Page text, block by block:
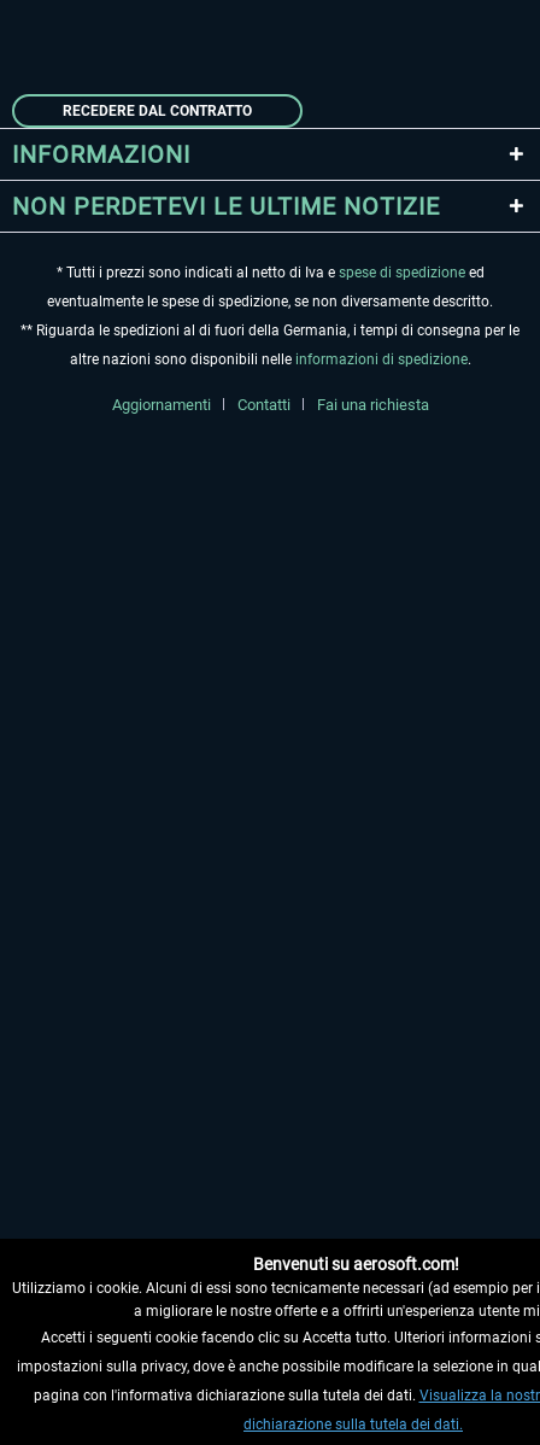
RECEDERE DAL CONTRATTO
INFORMAZIONI
NON PERDETEVI LE ULTIME NOTIZIE
* Tutti i prezzi sono indicati al netto di Iva e spese di spedizioneed
eventualmente le spese di spedizione, se non diversamente descritto.
** Riguarda le spedizioni al di fuori della Germania, i tempi di consegna per le
altre nazioni sono disponibili nelle informazioni di spedizione.
Aggiornamenti Contatti Fai una richiesta
Benvenuti su aerosoft.com!
Utilizziamo i cookie. Alcuni di essi sono tecnicamente necessari (ad esempio
a migliorare le nostre offerte e a offrirti un'esperienza utente
Accetti i seguenti cookie facendo clic su Accetta tutto. Ulteriori informazioni
impostazioni sulla privacy, dove è anche possibile modificare la selezione in
pagina con l'informativa dichiarazione sulla tutela dei dati. Visualizza la
dichiarazione sulla tutela dei dati.